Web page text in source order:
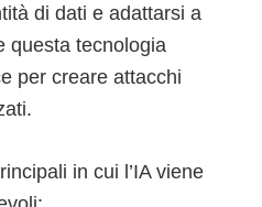
di dati e adattarsi a
questa tecnologia
per creare attacchi
in cui l’IA viene